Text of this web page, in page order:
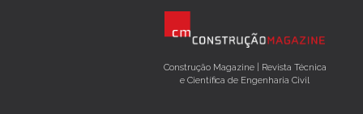
Construção Magazine | Revista Técnica
e Científica de Engenharia Civil